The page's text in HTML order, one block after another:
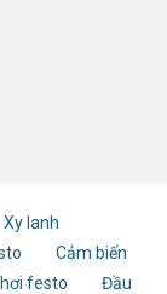
Xy lanh
Cảm biến
festo
Đầu